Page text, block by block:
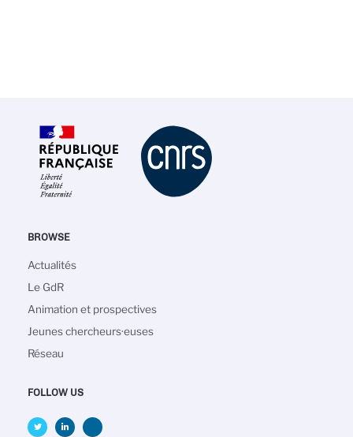
BROWSE
Navigation
principale
Actualités
Le GdR
Animation et prospectives
Jeunes chercheurs·euses
Réseau
FOLLOW US